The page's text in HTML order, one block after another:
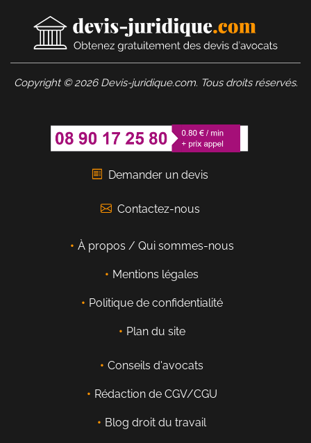
Copyright © 2026 Devis-juridique.com. Tous droits réservés.
Demander un devis
Contactez-nous
À propos / Qui sommes-nous
Mentions légales
Politique de confidentialité
Plan du site
Conseils d'avocats
Rédaction de CGV/CGU
Blog droit du travail